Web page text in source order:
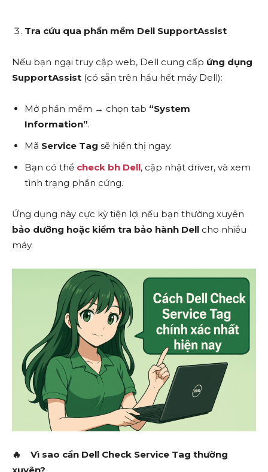
Tra cứu qua phần mềm Dell SupportAssist
Nếu bạn ngại truy cập web, Dell cung cấp ứng dụng
SupportAssist (có sẵn trên hầu hết máy Dell):
Mở phần mềm → chọn tab “System
Information”.
Mã Service Tag sẽ hiển thị ngay.
Bạn có thể check bh Dell, cập nhật driver, và xem
tình trạng phần cứng.
Ứng dụng này cực kỳ tiện lợi nếu bạn thường xuyên
bảo dưỡng hoặc kiểm tra bảo hành Dell cho nhiều
máy.
🔥
Vì sao cần Dell Check Service Tag thường